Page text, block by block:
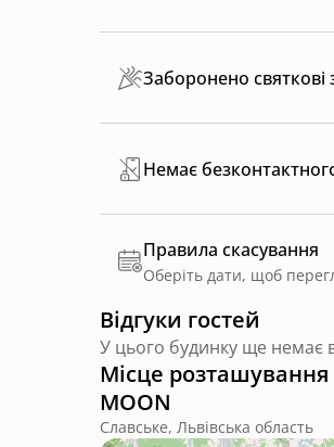
Заборонено святкові
Немає
Правила скасування
Оберіть дати, щоб
Відгуки гостей
У цього будинку ще немає
Місце розташування
MOON
Славське, Львівська область